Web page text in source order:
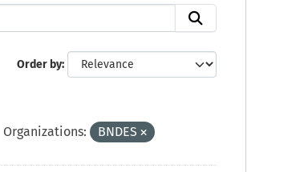
Order by
Organizations: BNDES